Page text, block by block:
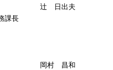
出夫
務課長
和